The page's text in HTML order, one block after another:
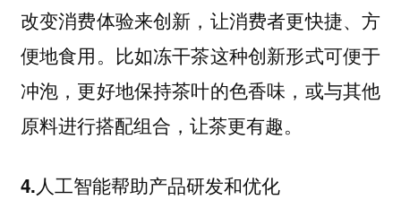
改变消费体验来创新，让消费者更快捷、方
便地食用。比如冻干茶这种创新形式可便于
冲泡，更好地保持茶叶的色香味，或与其他
原料进行搭配组合，让茶更有趣。
4.人工智能帮助产品研发和优化